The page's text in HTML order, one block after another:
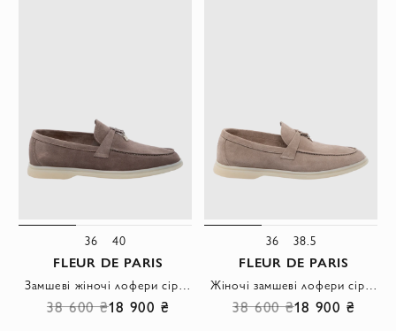
36 40
FLEUR DE PARIS
Замшеві жіночі лофери сіро-коричневого кольору із прикрасою-замочком
38 600 ₴18 900 ₴
36 38.5
FLEUR DE PARIS
Жіночі замшеві лофери сірі з витонченою металевою вставкою
38 600 ₴18 900 ₴